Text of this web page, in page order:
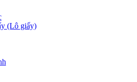
(Lô giấy)